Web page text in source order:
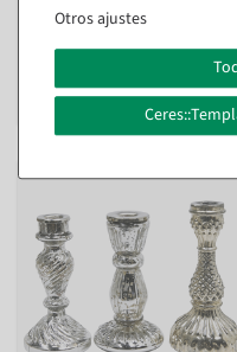
8,27 €
Otros ajustes